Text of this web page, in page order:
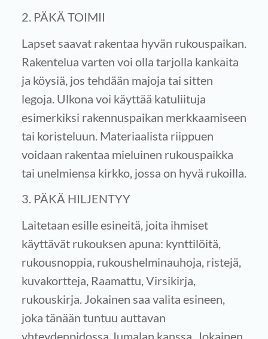
2. PÄKÄ TOIMII
Lapset saavat rakentaa hyvän rukouspaikan.
Rakentelua varten voi olla tarjolla kankaita
ja köysiä, jos tehdään majoja tai sitten
legoja. Ulkona voi käyttää katuliituja
esimerkiksi rakennuspaikan merkkaamiseen
tai koristeluun. Materiaalista riippuen
voidaan rakentaa mieluinen rukouspaikka
tai unelmiensa kirkko, jossa on hyvä rukoilla.
3. PÄKÄ HILJENTYY
Laitetaan esille esineitä, joita ihmiset
käyttävät rukouksen apuna: kynttilöitä,
rukousnoppia, rukoushelminauhoja, ristejä,
kuvakortteja, Raamattu, Virsikirja,
rukouskirja. Jokainen saa valita esineen,
joka tänään tuntuu auttavan